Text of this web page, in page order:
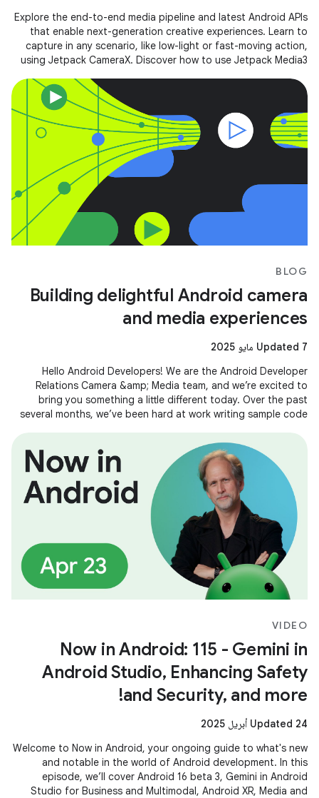
Explore the end-to-end media pipeline and latest Android APIs
that enable next-generation creative experiences. Learn to
capture in any scenario, like low-light or fast-moving action,
using Jetpack CameraX. Discover how to use Jetpack Media3
BLOG
Building delightful Android camera
and media experiences
Updated 7 مايو 2025
Hello Android Developers! We are the Android Developer
Relations Camera &amp; Media team, and we’re excited to
bring you something a little different today. Over the past
several months, we’ve been hard at work writing sample code
VIDEO
Now in Android: 115 - Gemini in
Android Studio, Enhancing Safety
and Security, and more!
Updated 24 أبريل 2025
Welcome to Now in Android, your ongoing guide to what's new
and notable in the world of Android development. In this
episode, we’ll cover Android 16 beta 3, Gemini in Android
Studio for Business and Multimodal, Android XR, Media and